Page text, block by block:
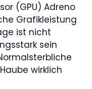
(GPU) Adreno
Grafikleistung
ist nicht
sein
wirklich